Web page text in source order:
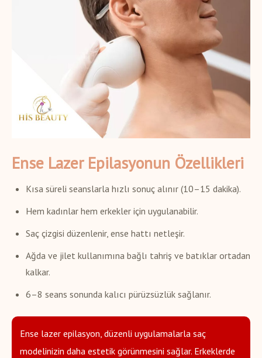
Ense Lazer Epilasyonun Özellikleri
Kısa süreli seanslarla hızlı sonuç alınır (10–15 dakika).
Hem kadınlar hem erkekler için uygulanabilir.
Saç çizgisi düzenlenir, ense hattı netleşir.
Ağda ve jilet kullanımına bağlı tahriş ve batıklar ortadan
kalkar.
6–8 seans sonunda kalıcı pürüzsüzlük sağlanır.
Ense lazer epilasyon, düzenli uygulamalarla saç
modelinizin daha estetik görünmesini sağlar. Erkeklerde